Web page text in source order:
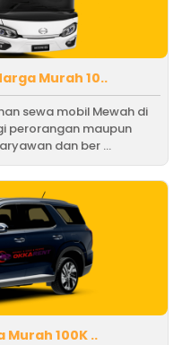
Murah 10..
sewa mobil Mewah di
perorangan maupun
dan ber ...
Murah 100K ..